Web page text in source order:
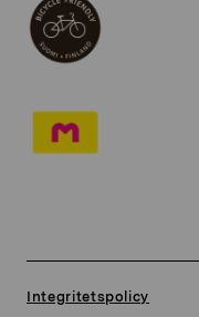
Integritetspolicy